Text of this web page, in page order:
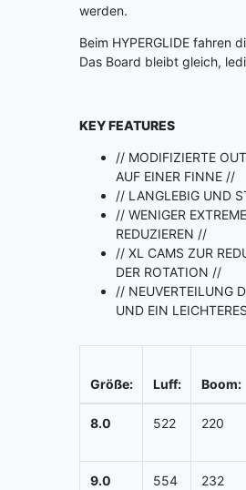
werden.
Beim HYPERGLIDE fahren
Das Board bleibt gleich,
KEY FEATURES
// MODIFIZIERTE
AUF EINER FINNE //
// LANGLEBIG UND
// WENIGER
REDUZIEREN //
// XL CAMS ZUR
DER ROTATION //
// NEUVERTEILUNG
UND EIN
Größe: Luff: Boom:
8.0 522 220
9.0 554 232